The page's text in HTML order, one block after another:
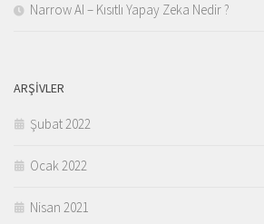
Narrow AI – Kısıtlı Yapay Zeka Nedir ?
ARŞIVLER
Şubat 2022
Ocak 2022
Nisan 2021